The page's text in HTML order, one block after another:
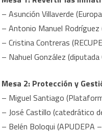
– Asunción Villaverde
– Antonio Manuel
– Cristina Contreras
– Nahuel González
Mesa 2: Protección y
– Miguel Santiago
– José Castillo (catedrático
– Belén Boloqui (APUDEPA